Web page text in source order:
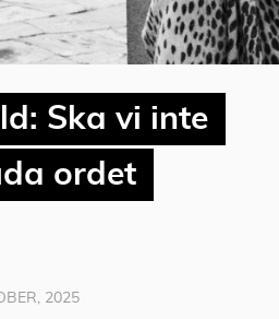
Ska vi inte
ordet
2025